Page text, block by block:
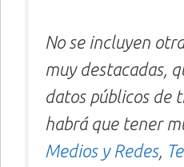
No se incluyen
muy destacadas,
datos públicos de
habrá que tener
Medios y Redes,